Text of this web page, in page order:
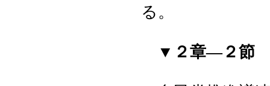
る。
▼２章―２節